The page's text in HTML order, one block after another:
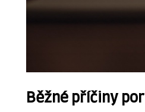
Běžné příčiny